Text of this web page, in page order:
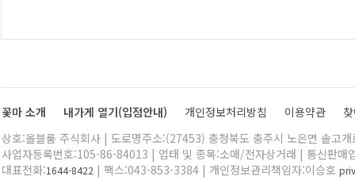
꽃마 소개 내가게 열기(입점안내) 개인정보처리방침 이용약관
상호:올블룸 주식회사 | 도로명주소:(27453) 충청북도 충주시 노은면 솔고
사업자등록번호:105-86-84013 | 업태 및 종목:소매/전자상거래 | 통신판매
대표전화:1644-8422 | 팩스:043-853-3384 | 개인정보관리책임자:이승호